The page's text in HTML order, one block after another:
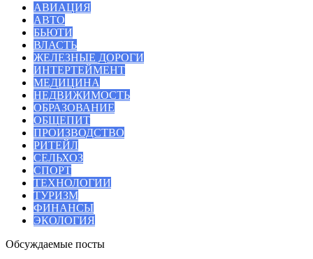
АВИАЦИЯ
АВТО
БЬЮТИ
ВЛАСТЬ
ЖЕЛЕЗНЫЕ ДОРОГИ
ИНТЕРТЕЙМЕНТ
МЕДИЦИНА
НЕДВИЖИМОСТЬ
ОБРАЗОВАНИЕ
ОБЩЕПИТ
ПРОИЗВОДСТВО
РИТЕЙЛ
СЕЛЬХОЗ
СПОРТ
ТЕХНОЛОГИИ
ТУРИЗМ
ФИНАНСЫ
ЭКОЛОГИЯ
Обсуждаемые посты